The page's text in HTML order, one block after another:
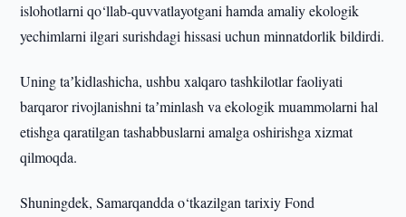
islohotlarni qo‘llab-quvvatlayotgani hamda amaliy ekologik
yechimlarni ilgari surishdagi hissasi uchun minnatdorlik bildirdi.
Uning taʼkidlashicha, ushbu xalqaro tashkilotlar faoliyati
barqaror rivojlanishni taʼminlash va ekologik muammolarni hal
etishga qaratilgan tashabbuslarni amalga oshirishga xizmat
qilmoqda.
Shuningdek, Samarqandda o‘tkazilgan tarixiy Fond